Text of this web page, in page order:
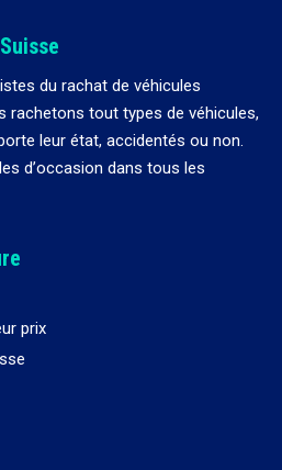
du rachat de véhicules
rachetons tout types de véhicules,
leur état, accidentés ou non.
d’occasion dans tous les
prix